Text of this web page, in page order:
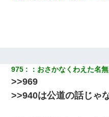
ｗｗｗｗｗｗｗｗ
妻と同居し始めたときから、
い？音楽聞こえる」と言って
975 ： おさかなくわえた名
>>969
>>940は公道の話じゃ